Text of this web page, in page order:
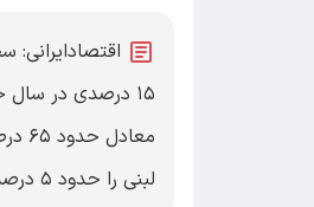
۱۵ درصدی در
لبنی را حدود ۵ درصد اعلام کرد و افزود: امکان کاهش قیمت توسط صنعت وجود ندارد.